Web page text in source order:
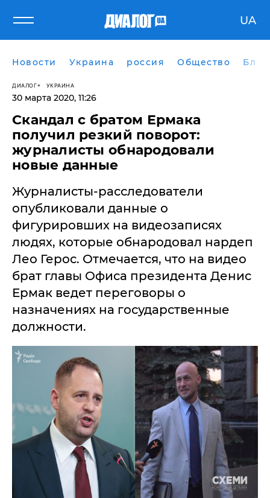
UA
Новости Украина россия Общество
ДИАЛОГ УКРАИНА
30 марта 2020, 11:26
Скандал с братом Ермака
получил резкий поворот:
журналисты обнародовали
новые данные
Журналисты-расследователи
опубликовали данные о
фигурировших на видеозаписях
людях, которые обнародовал нардеп
Лео Герос. Отмечается, что на видео
брат главы Офиса президента Денис
Ермак ведет переговоры о
назначениях на государственные
должности.